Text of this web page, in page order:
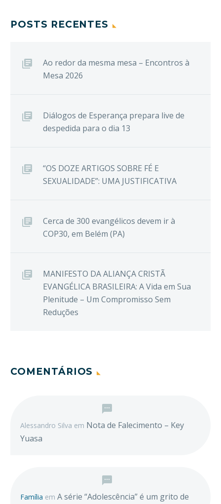
POSTS RECENTES
Ao redor da mesma mesa – Encontros à
Mesa 2026
Diálogos de Esperança prepara live de
despedida para o dia 13
“OS DOZE ARTIGOS SOBRE FÉ E
SEXUALIDADE”: UMA JUSTIFICATIVA
Cerca de 300 evangélicos devem ir à
COP30, em Belém (PA)
MANIFESTO DA ALIANÇA CRISTÃ
EVANGÉLICA BRASILEIRA: A Vida em Sua
Plenitude – Um Compromisso Sem
Reduções
COMENTÁRIOS
Alessandro Silva em Nota de Falecimento – Key
Yuasa
Família em A série “Adolescência” é um grito de